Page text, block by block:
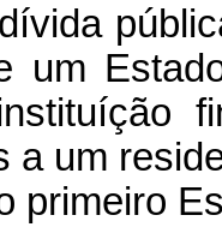
um
a um
primeiro